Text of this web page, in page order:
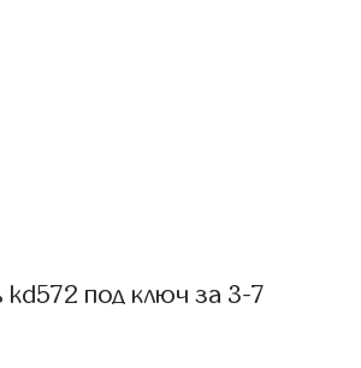
под ключ за 3-7